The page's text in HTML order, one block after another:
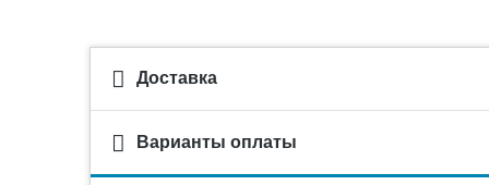
Доставка
Варианты оплаты